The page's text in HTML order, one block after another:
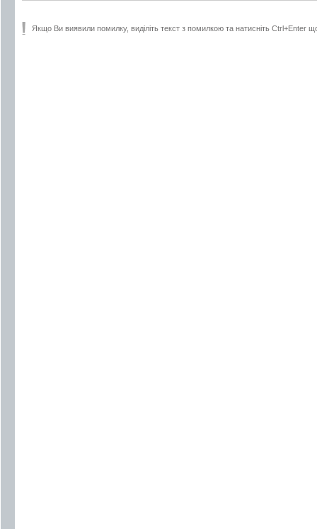
Якщо Ви виявили помилку, виділіть текст з помилкою та натисніть Ctrl+Enter